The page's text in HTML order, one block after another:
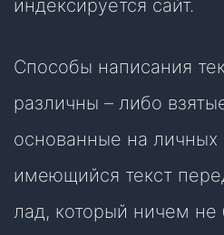
индексируется сайт.
Способы написания
различны – либо
основанные на
имеющийся текст
лад, который ничем не